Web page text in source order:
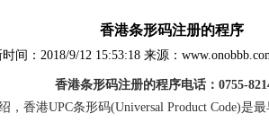
香港条形码注册的程序
间： 2018/9/12 15:53:18来源：
香港条形码注册的程序电话： 0755-
， 香港UPC条形码(Universal Product Code)是